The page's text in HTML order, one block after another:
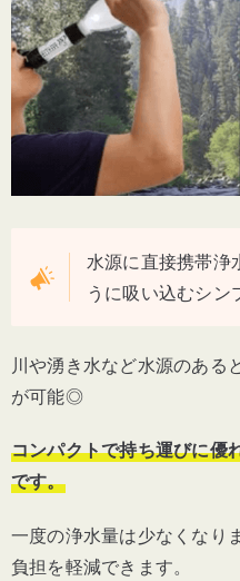
水源に直接携帯浄
うに吸い込むシン
川や湧き水など水源のある
が可能◎
コンパクトで持ち運びに優
です。
一度の浄水量は少なくなり
負担を軽減できます。